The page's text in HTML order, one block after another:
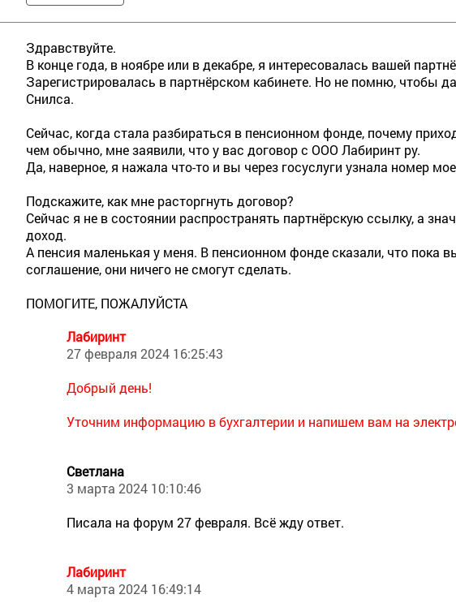
Здравствуйте.
В конце года, в ноябре или в декабре, я интересовалась вашей
Зарегистрировалась в партнёрском кабинете. Но не помню, чтобы
Снилса.
Сейчас, когда стала разбираться в пенсионном фонде, почему
чем обычно, мне заявили, что у вас договор с ООО Лабиринт ру.
Да, наверное, я нажала что-то и вы через госуслуги узнала номер
Подскажите, как мне расторгнуть договор?
Сейчас я не в состоянии распространять партнёрскую ссылку, а
доход.
А пенсия маленькая у меня. В пенсионном фонде сказали, что пока
соглашение, они ничего не смогут сделать.
ПОМОГИТЕ, ПОЖАЛУЙСТА
Лабиринт
27 февраля 2024 16:25:43
Добрый день!
Уточним информацию в бухгалтерии и напишем вам на
Светлана
3 марта 2024 10:10:46
Писала на форум 27 февраля. Всё жду ответ.
Лабиринт
4 марта 2024 16:49:14